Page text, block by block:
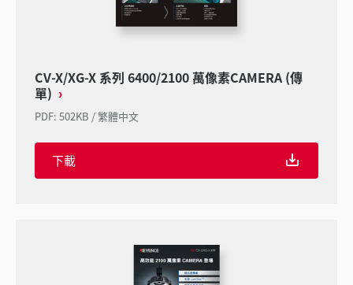
CV-X/XG-X 系列 6400/2100 萬像素CAMERA (傳
單)
PDF: 502KB /繁體中文
下載